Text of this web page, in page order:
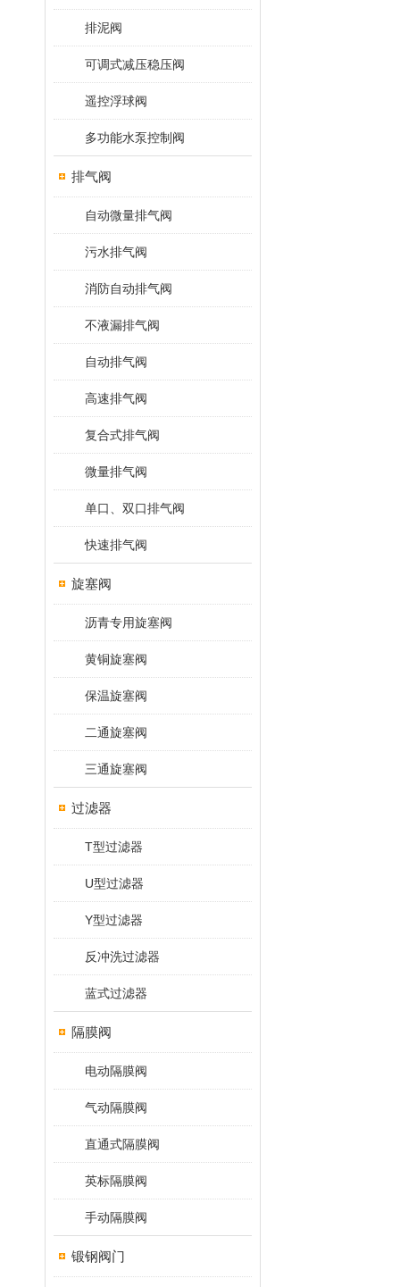
排泥阀
可调式减压稳压阀
遥控浮球阀
多功能水泵控制阀
排气阀
自动微量排气阀
污水排气阀
消防自动排气阀
不液漏排气阀
自动排气阀
高速排气阀
复合式排气阀
微量排气阀
单口、双口排气阀
快速排气阀
旋塞阀
沥青专用旋塞阀
黄铜旋塞阀
保温旋塞阀
二通旋塞阀
三通旋塞阀
过滤器
T型过滤器
U型过滤器
Y型过滤器
反冲洗过滤器
蓝式过滤器
隔膜阀
电动隔膜阀
气动隔膜阀
直通式隔膜阀
英标隔膜阀
手动隔膜阀
锻钢阀门